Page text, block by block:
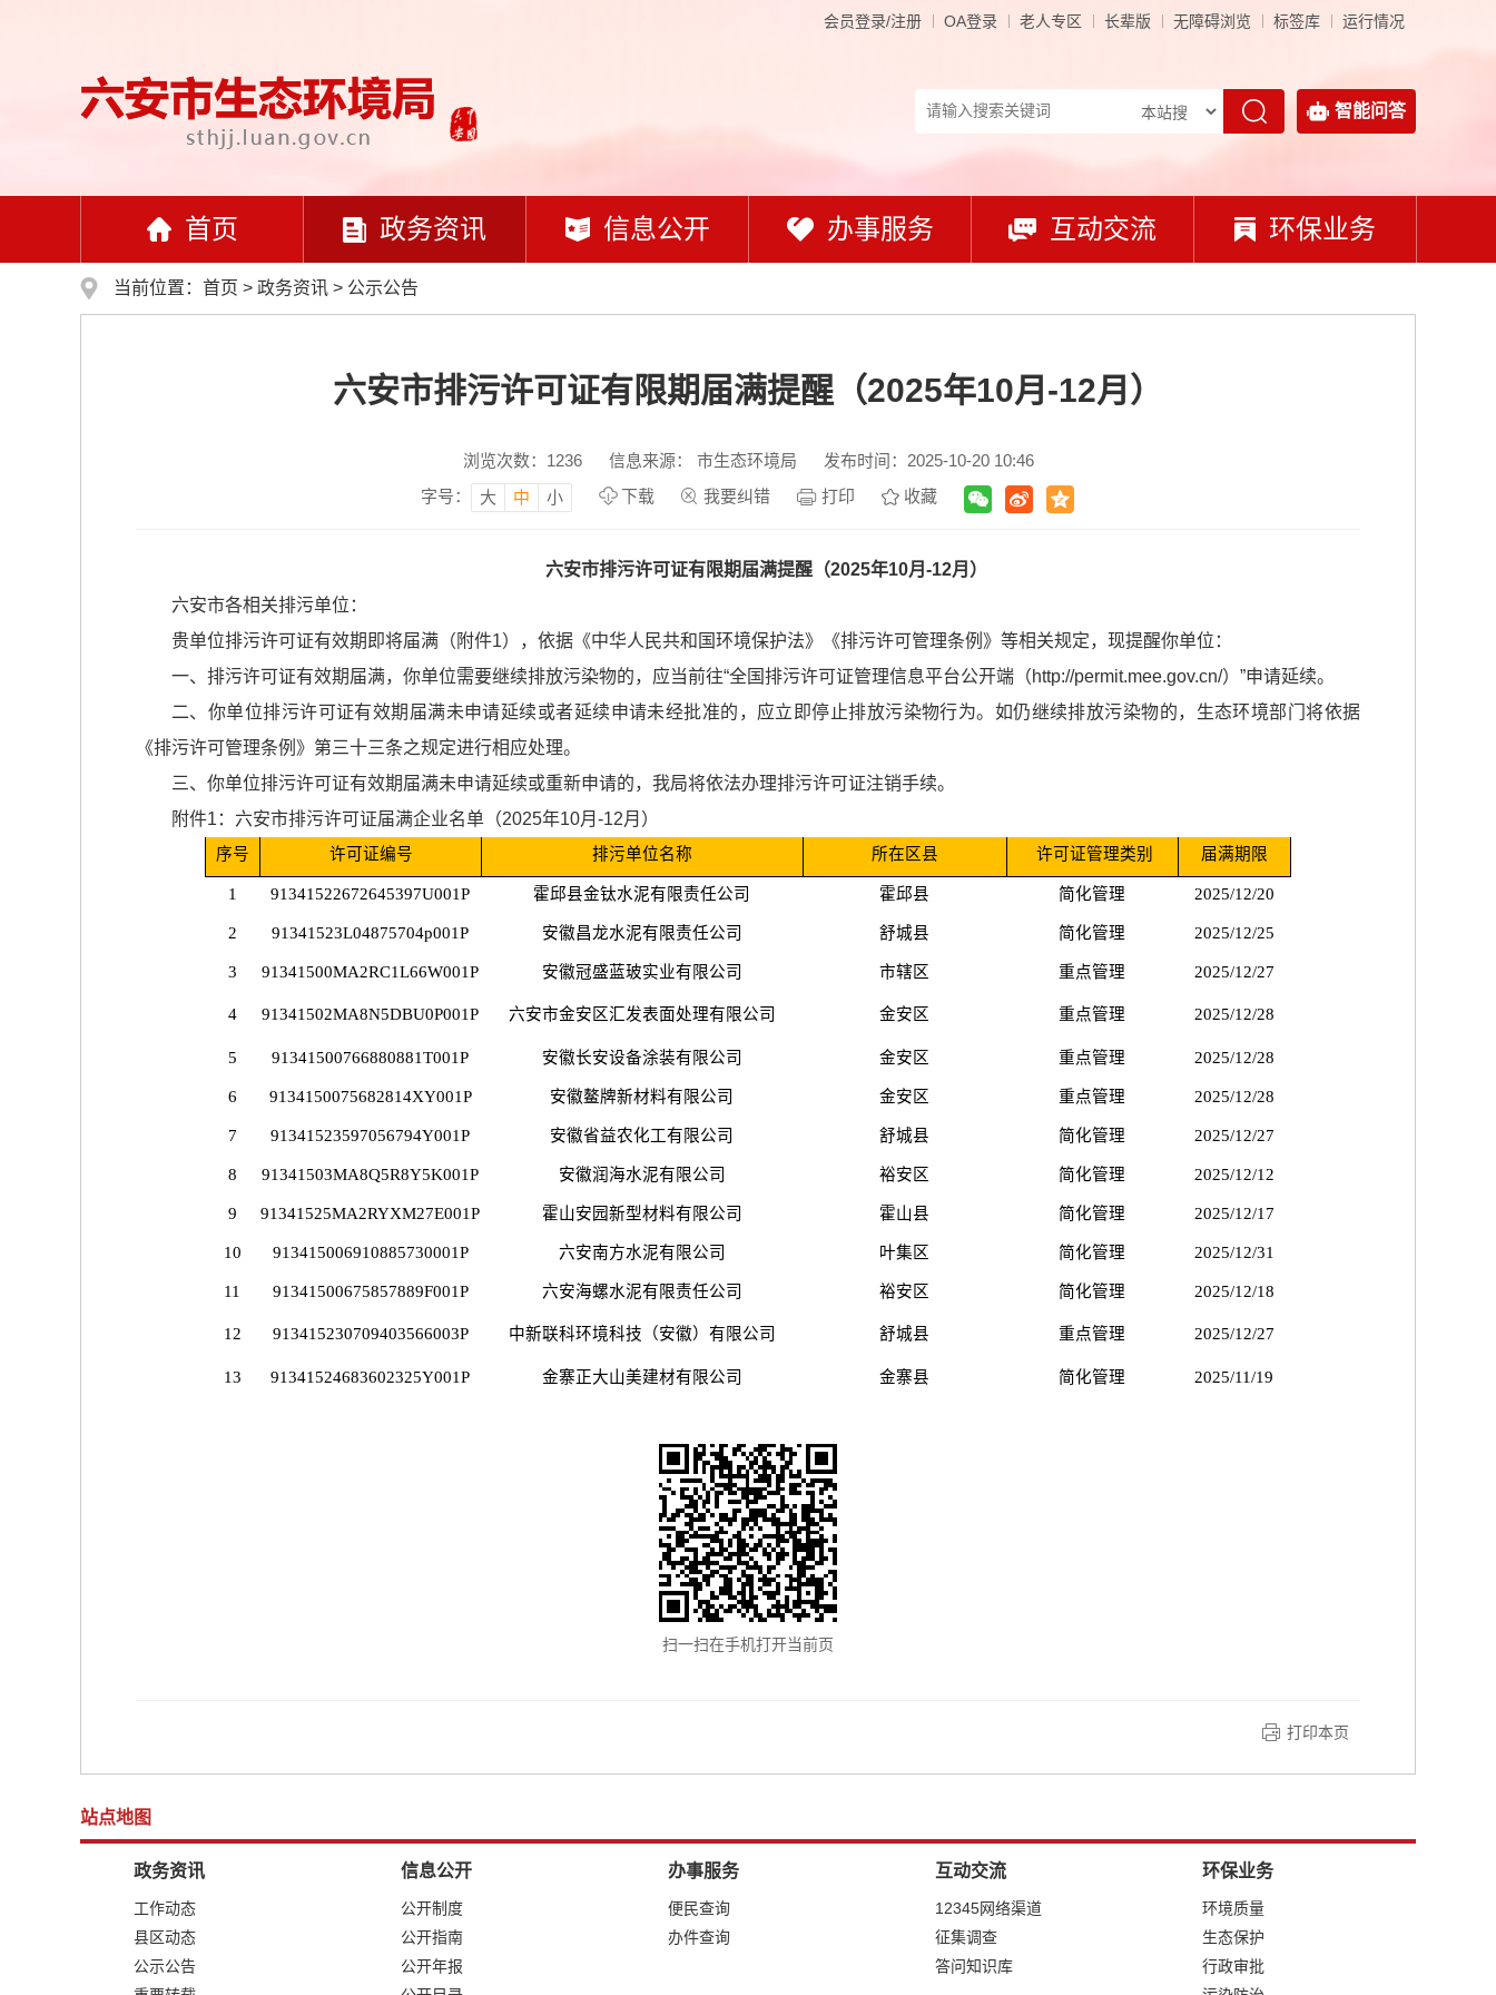
会员登录/注册 OA登录 老人专区 长辈版 无障碍浏览 标签库 运行情况
智能问答
首页 政务资讯 信息公开 办事服务 互动交流 环保业务
当前位置： 首页 > 政务资讯 > 公示公告
六安市排污许可证有限期届满提醒（2025年10月-12月）
浏览次数： 1236 信息来源： 市生态环境局
发布时间：2025-10-20 10:46
字号：
大 中 小 下载 我要纠错 打印 收藏
六安市排污许可证有限期届满提醒（2025年10月-12月）
六安市各相关排污单位：
贵单位排污许可证有效期即将届满（附件1），依据《中华人民共和国环境保护法》《排污许可管理条例》等相关规定，现提醒你单位：
一、排污许可证有效期届满，你单位需要继续排放污染物的，应当前往“全国排污许可证管理信息平台公开端（http://permit.mee.gov.cn/）”申请延续。
二、你单位排污许可证有效期届满未申请延续或者延续申请未经批准的，应立即停止排放污染物行为。如仍继续排放污染物的，生态环境部门将依据
《排污许可管理条例》第三十三条之规定进行相应处理。
三、你单位排污许可证有效期届满未申请延续或重新申请的，我局将依法办理排污许可证注销手续。
附件1：六安市排污许可证届满企业名单（2025年10月-12月）
序号 许可证编号 排污单位名称 所在区县 许可证管理类别 届满期限
1 91341522672645397U001P 霍邱县金钛水泥有限责任公司 霍邱县 简化管理 2025/12/20
2 91341523L04875704p001P 安徽昌龙水泥有限责任公司 舒城县 简化管理 2025/12/25
3 91341500MA2RC1L66W001P 安徽冠盛蓝玻实业有限公司 市辖区 重点管理 2025/12/27
4 91341502MA8N5DBU0P001P 六安市金安区汇发表面处理有限公司 金安区 重点管理 2025/12/28
5 91341500766880881T001P 安徽长安设备涂装有限公司 金安区 重点管理 2025/12/28
6 9134150075682814XY001P 安徽鳌牌新材料有限公司 金安区 重点管理 2025/12/28
7 91341523597056794Y001P 安徽省益农化工有限公司 舒城县 简化管理 2025/12/27
8 91341503MA8Q5R8Y5K001P 安徽润海水泥有限公司 裕安区 简化管理 2025/12/12
9 91341525MA2RYXM27E001P 霍山安园新型材料有限公司 霍山县 简化管理 2025/12/17
10 913415006910885730001P 六安南方水泥有限公司 叶集区 简化管理 2025/12/31
11 91341500675857889F001P 六安海螺水泥有限责任公司 裕安区 简化管理 2025/12/18
12 913415230709403566003P 中新联科环境科技（安徽）有限公司 舒城县 重点管理 2025/12/27
13 91341524683602325Y001P 金寨正大山美建材有限公司 金寨县 简化管理 2025/11/19
扫一扫在手机打开当前页
打印本页
站点地图
政务资讯
工作动态
县区动态
公示公告
信息公开
公开制度
公开指南
公开年报
办事服务
便民查询
办件查询
互动交流
12345网络渠道
征集调查
答问知识库
环保业务
环境质量
生态保护
行政审批